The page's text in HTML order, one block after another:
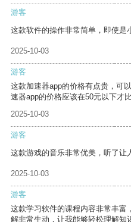
游客
这款软件的操作非常简单，即使是
2025-10-03
游客
这款加速器app的价格有点贵，可
速器app的价格应该在50元以下才比
2025-10-03
游客
这款游戏的音乐非常优美，听了让
2025-10-03
游客
这款学习软件的课程内容非常丰富
解非常生动，让我能够轻松理解知